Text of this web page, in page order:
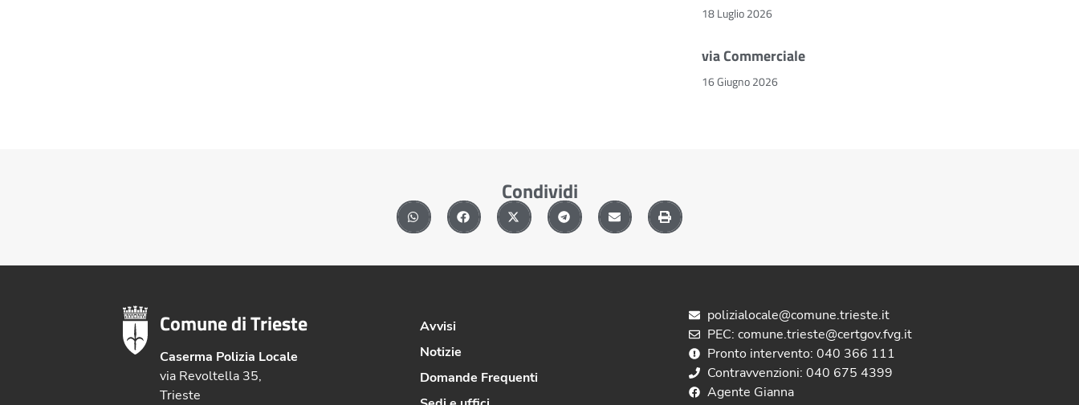
18 Luglio 2026
via Commerciale
16 Giugno 2026
Condividi
Comune di Trieste
Caserma Polizia Locale
via Revoltella 35,
Trieste
Avvisi
Notizie
Domande Frequenti
polizialocale@comune.trieste.it
PEC: comune.trieste@certgov.fvg.it
Pronto intervento: 040 366 111
Contravvenzioni: 040 675 4399
Agente Gianna